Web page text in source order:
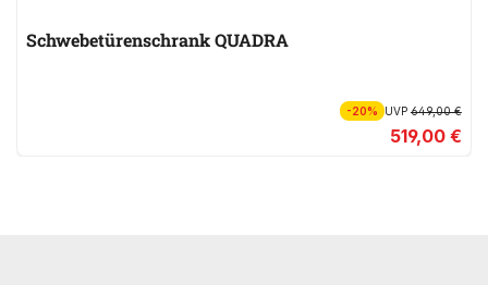
Schwebetürenschrank QUADRA
-20% UVP649,00 €
519,00 €